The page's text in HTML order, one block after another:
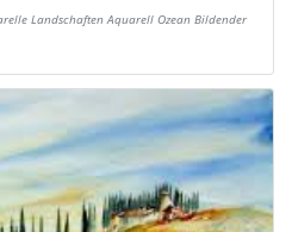
Landschaften Aquarell Ozean Bildender